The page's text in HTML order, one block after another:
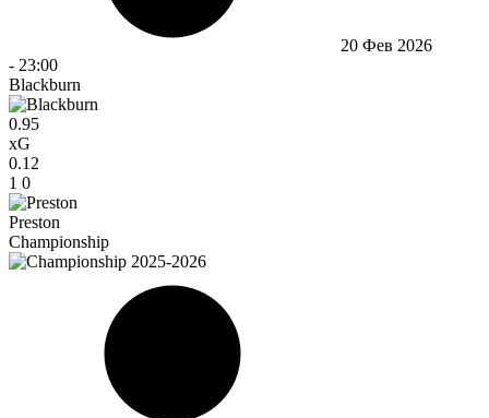
20 Фев 2026
- 23:00
Blackburn
0.95
xG
0.12
1 0
Preston
Championship